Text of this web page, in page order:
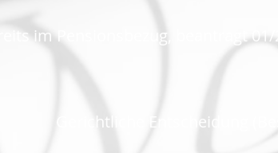
im Pensionsbezug, beantragt 01/
Gerichtliche Entscheidung